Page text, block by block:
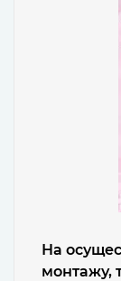
На
монтажу,